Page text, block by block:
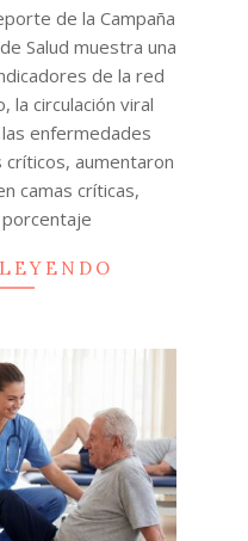
de la Campaña
Salud muestra una
de la red
la circulación viral
enfermedades
aumentaron
camas críticas,